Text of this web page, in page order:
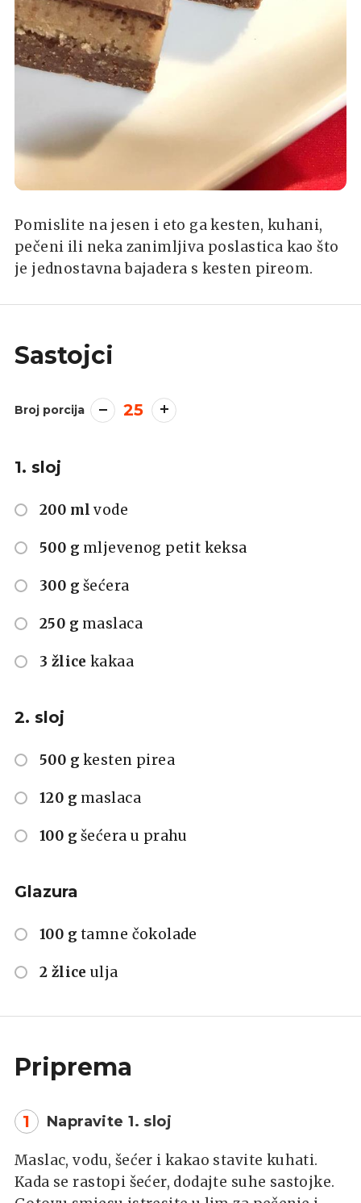
Pomislite na jesen i eto ga kesten, kuhani,
pečeni ili neka zanimljiva poslastica kao što
je jednostavna bajadera s kesten pireom.
Sastojci
Broj porcija 25
1. sloj
200 ml vode
500 g mljevenog petit keksa
300 g šećera
250 g maslaca
3 žlice kakaa
2. sloj
500 g kesten pirea
120 g maslaca
100 g šećera u prahu
Glazura
100 g tamne čokolade
2 žlice ulja
Priprema
1 Napravite 1. sloj
Maslac, vodu, šećer i kakao stavite kuhati.
Kada se rastopi šećer, dodajte suhe sastojke.